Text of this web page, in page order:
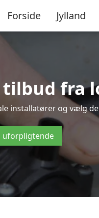
Forside Jylland
fra
installatører og vælg
uforpligtende